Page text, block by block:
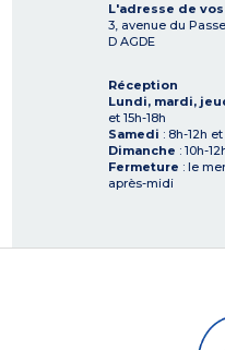
L'adresse de
3, avenue du
D AGDE
Réception
Lundi, mardi,
et 15h-18h
Samedi : 8h-12h
Dimanche : 10h-
Fermeture : le
après-midi